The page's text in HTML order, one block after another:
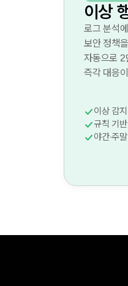
이상
로그 분석
보안 정책
자동으로 2
즉각 대응
이상 감
규칙 기
야간·주